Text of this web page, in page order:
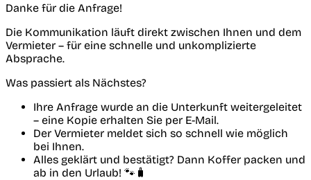
Danke für die Anfrage!
Die Kommunikation läuft direkt zwischen Ihnen und dem
Vermieter – für eine schnelle und unkomplizierte
Absprache.
Was passiert als Nächstes?
Ihre Anfrage wurde an die Unterkunft weitergeleitet
– eine Kopie erhalten Sie per E-Mail.
Der Vermieter meldet sich so schnell wie möglich
bei Ihnen.
Alles geklärt und bestätigt? Dann Koffer packen und
ab in den Urlaub! 🐾🧳